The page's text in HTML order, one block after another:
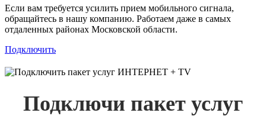
Если вам требуется усилить прием мобильного сигнала,
обращайтесь в нашу компанию. Работаем даже в самых
отдаленных районах Московской области.
Подключить
Подключи пакет услуг